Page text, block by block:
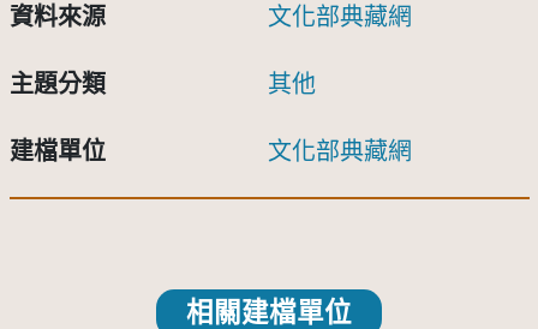
資料來源 文化部典藏網
主題分類 其他
建檔單位 文化部典藏網
相關建檔單位